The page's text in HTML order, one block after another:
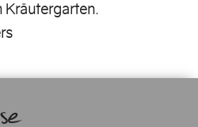
Kräutergarten.